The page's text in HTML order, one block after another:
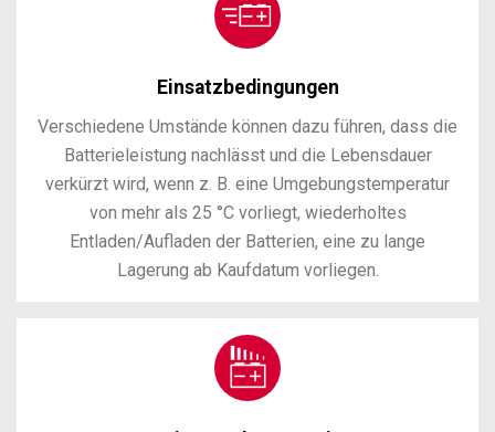
Einsatzbedingungen
Verschiedene Umstände können dazu führen, dass die
Batterieleistung nachlässt und die Lebensdauer
verkürzt wird, wenn z. B. eine Umgebungstemperatur
von mehr als 25 °C vorliegt, wiederholtes
Entladen/Aufladen der Batterien, eine zu lange
Lagerung ab Kaufdatum vorliegen.